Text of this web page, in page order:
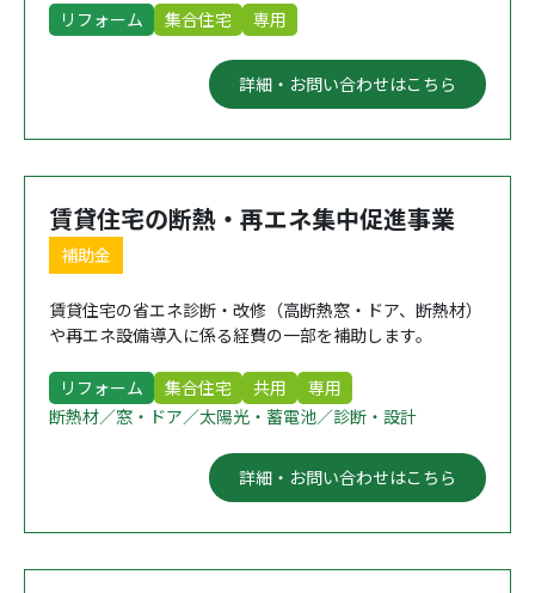
リフォーム 集合住宅 専用
詳細・お問い合わせはこちら
賃貸住宅の断熱・再エネ集中促進事業
補助金
賃貸住宅の省エネ診断・改修（高断熱窓・ドア、断熱材）
や再エネ設備導入に係る経費の一部を補助します。
リフォーム 集合住宅 共用
専用
断熱材／窓・ドア／太陽光・蓄電池／診断・設計
詳細・お問い合わせはこちら